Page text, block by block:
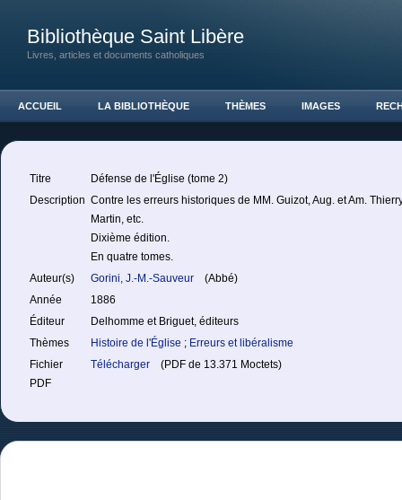
Bibliothèque Saint Libère
Livres, articles et documents catholiques
ACCUEIL LA BIBLIOTHÈQUE THÈMES IMAGES
Titre
Défense de l'Église (tome 2)
Description Contre les erreurs historiques de MM. Guizot, Aug. et Am.
Martin, etc.
Dixième édition.
En quatre tomes.
Auteur(s)
Gorini, J.-M.-Sauveur
(Abbé)
Année
1886
Éditeur
Delhomme et Briguet, éditeurs
Thèmes
Histoire de l'Église ; Erreurs et libéralisme
Fichier
PDF
Télécharger (PDF de 13.371 Moctets)